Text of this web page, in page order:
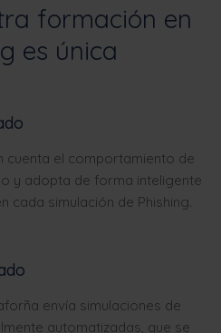
formación en
es única
cuenta el comportamiento de
y adopta de forma inteligente
cada simulación de Phishing.
envía simulaciones de
automatizadas, que se